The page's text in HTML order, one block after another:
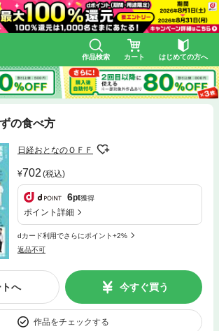
作品検索 カート はじめての方へ
の食べ方
日経おとなのＯＦＦ
702 (税込)
6pt獲得
ポイント詳細
dカード利用でさらにポイント+2%
返品不可
へ 今すぐ買う
作品をチェックする